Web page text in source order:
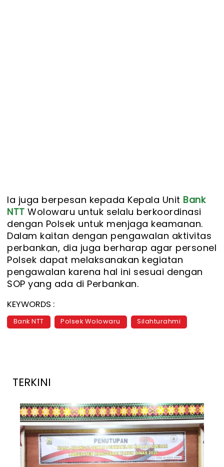
Ia juga berpesan kepada Kepala Unit Bank
NTT Wolowaru untuk selalu berkoordinasi
dengan Polsek untuk menjaga keamanan.
Dalam kaitan dengan pengawalan aktivitas
perbankan, dia juga berharap agar personel
Polsek dapat melaksanakan kegiatan
pengawalan karena hal ini sesuai dengan
SOP yang ada di Perbankan.
KEYWORDS :
Bank NTT Polsek Wolowaru Silahturahmi
TERKINI